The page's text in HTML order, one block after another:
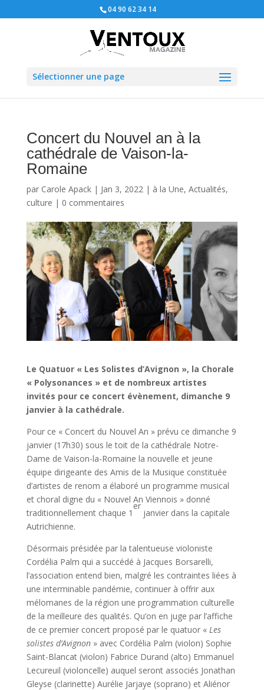
04 90 62 34 14
Sélectionner une page
Concert du Nouvel an à la
cathédrale de Vaison-la-
Romaine
par Carole Apack| Jan 3, 2022| à la Une, Actualités,
culture | 0 commentaires
Le Quatuor « Les Solistes d’Avignon », la Chorale
« Polysonances » et de nombreux artistes
invités pour ce concert évènement, dimanche 9
janvier à la cathédrale.
Pour ce « Concert du Nouvel An » prévu ce dimanche 9
janvier (17h30) sous le toit de la cathédrale Notre-
Dame de Vaison-la-Romaine la nouvelle et jeune
équipe dirigeante des Amis de la Musique constituée
d’artistes de renom a élaboré un programme musical
et choral digne du « Nouvel An Viennois » donné
traditionnellement chaque 1
er
janvier dans la capitale
Autrichienne.
Désormais présidée par la talentueuse violoniste
Cordélia Palm qui a succédé à Jacques Borsarelli,
l’association entend bien, malgré les contraintes liées à
une interminable pandémie, continuer à offrir aux
mélomanes de la région une programmation culturelle
de la meilleure des qualités. Qu’on en juge par l’affiche
de ce premier concert proposé par le quatuor « Les
solistes d’Avignon» avec Cordélia Palm (violon) Sophie
Saint-Blancat (violon) Fabrice Durand (alto) Emmanuel
Lecureuil (violoncelle) auquel seront associés Jonathan
Gleyse (clarinette) Aurélie Jarjaye (soprano) et Aliénor